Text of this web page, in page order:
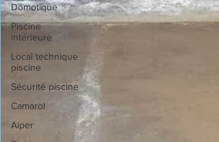
Domotique
Piscine
intérieure
Local technique
piscine
Sécurité piscine
Camarol
Aiper